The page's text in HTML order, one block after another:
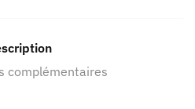
complémentaires